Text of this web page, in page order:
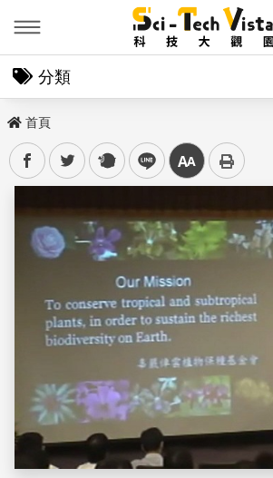
分類
首頁
facebooktwitter plurk line 中